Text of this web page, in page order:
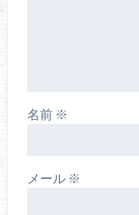
名前 ※
メール ※